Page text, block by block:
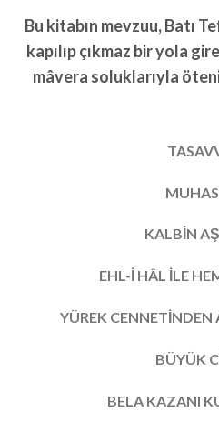
Bu kitabın mevzuu, Batı
kapılıp çıkmaz bir yola
mâvera soluklarıyla
KALBİN
EHL-İ HÂL İLE
YÜREK CENNETİNDEN
BÜYÜK
BELA KAZANl